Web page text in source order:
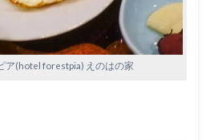
ア(hotel forestpia) えのはの家